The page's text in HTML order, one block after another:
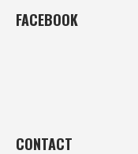
FACEBOOK
CONTACT